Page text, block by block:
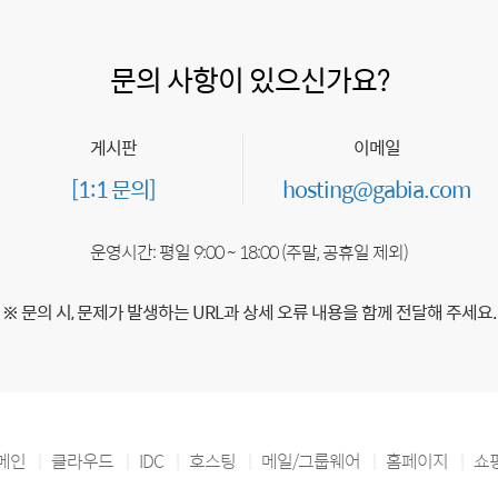
문의 사항이 있으신가요?
게시판
[1:1 문의]
이메일
hosting@gabia.com
운영시간: 평일 9:00 ~ 18:00 (주말, 공휴일 제외)
※ 문의 시, 문제가 발생하는 URL과 상세 오류 내용을 함께 전달해 주세요.
인 클라우드 IDC 호스팅 메일/그룹웨어 홈페이지 쇼